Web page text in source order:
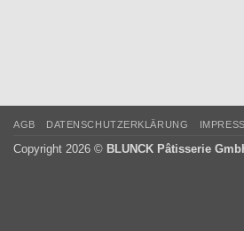
AGB DATENSCHUTZERKLÄRUNG
Copyright 2026 © BLUNCK Pâtisserie